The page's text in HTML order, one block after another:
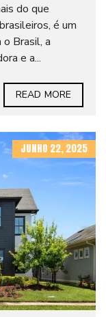
do que
é um
Brasil, a
e a...
READ MORE
JUNHO 22, 2025